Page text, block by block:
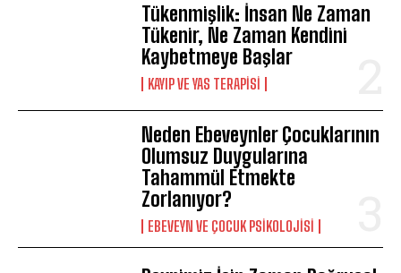
Tükenmişlik: İnsan Ne Zaman
Tükenir, Ne Zaman Kendini
Kaybetmeye Başlar
KAYIP VE YAS TERAPISI
Neden Ebeveynler Çocuklarının
Olumsuz Duygularına
Tahammül Etmekte
Zorlanıyor?
EBEVEYN VE ÇOCUK PSIKOLOJISI